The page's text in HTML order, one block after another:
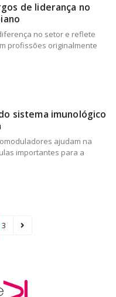
de liderança no
no setor e reflete
profissões originalmente
sistema imunológico
ajudam na
importantes para a
3